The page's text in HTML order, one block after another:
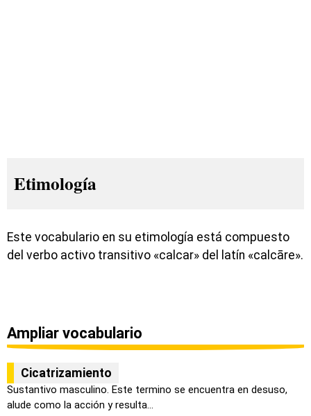
Etimología
Este vocabulario en su etimología está compuesto
del verbo activo transitivo «calcar» del latín «calcāre».
Ampliar vocabulario
Cicatrizamiento
Sustantivo masculino. Este termino se encuentra en desuso,
alude como la acción y resulta...